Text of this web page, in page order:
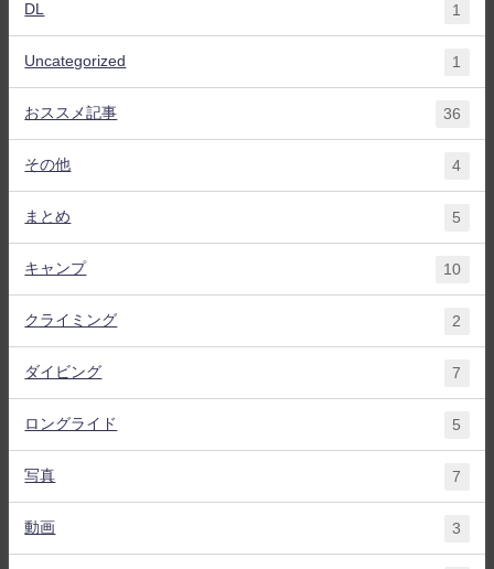
DL 1
Uncategorized 1
おススメ記事 36
その他 4
まとめ 5
キャンプ 10
クライミング 2
ダイビング 7
ロングライド 5
写真 7
動画 3